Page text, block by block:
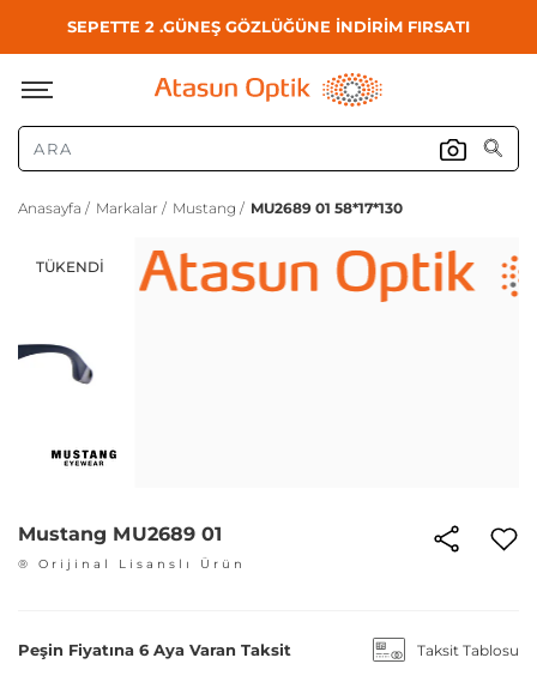
SEPETTE 2 .GÜNEŞ GÖZLÜĞÜNE İNDİRİM FIRSATI
Anasayfa / Markalar / Mustang / MU2689 01 58*17*130
TÜKENDI
Mustang MU2689 01
® Orijinal Lisanslı Ürün
Peşin Fiyatına 6 Aya Varan Taksit Taksit Tablosu